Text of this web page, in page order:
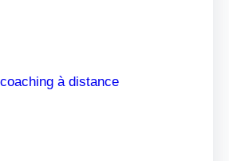
à distance